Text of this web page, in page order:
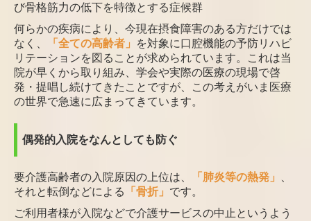
び骨格筋力の低下を特徴とする症候群
何らかの疾病により、今現在摂食障害のある方だけでは
なく、
「全ての高齢者」 を対象に口腔機能の予防リハビ
リテーションを図ることが求められています。これは当
院が早くから取り組み、学会や実際の医療の現場で啓
発・提唱し続けてきたことですが、この考えがいま医療
の世界で急速に広まってきています。
偶発的入院をなんとしても防ぐ
要介護高齢者の入院原因の上位は、 「肺炎等の熱発」
それと転倒などによる
「骨折」 です。
ご利用者様が入院などで介護サービスの中止というよう